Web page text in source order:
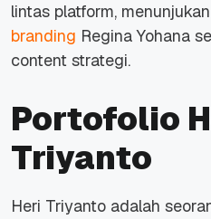
lintas platform,
branding Regina Yohana
content strategi.
Portofolio
Triyanto
Heri Triyanto adalah